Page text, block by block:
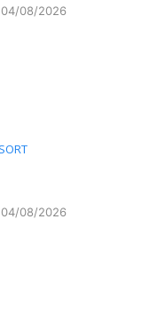
04/08/2026
04/08/2026